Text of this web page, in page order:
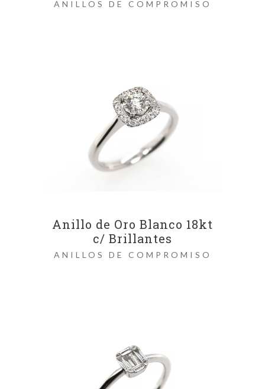
ANILLOS DE COMPROMISO
Anillo de Oro Blanco 18kt
c/ Brillantes
ANILLOS DE COMPROMISO